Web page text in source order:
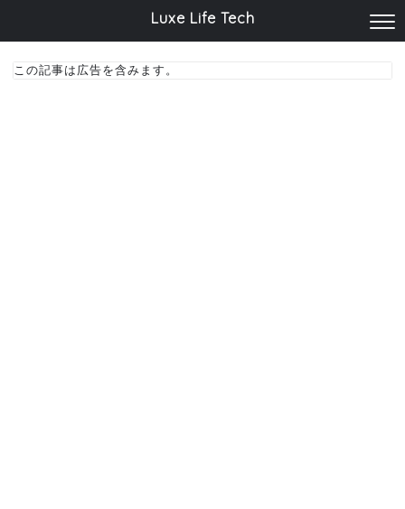
Luxe Life Tech
この記事は広告を含みます。